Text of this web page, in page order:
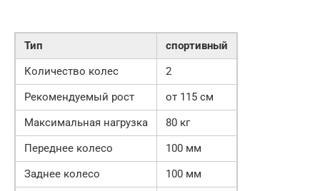
Тип
спортивный
Количество колес
2
Рекомендуемый рост
от 115 см
Максимальная нагрузка
80 кг
Переднее колесо
100 мм
Заднее колесо
100 мм